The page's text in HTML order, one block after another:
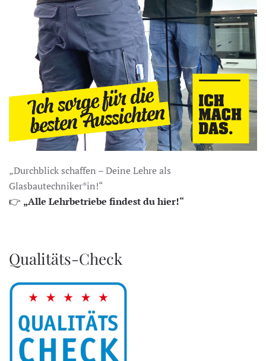
„Durchblick schaffen – Deine Lehre als
Glasbautechniker*in!“
👉 „Alle Lehrbetriebe findest du hier!“
Qualitäts-Check